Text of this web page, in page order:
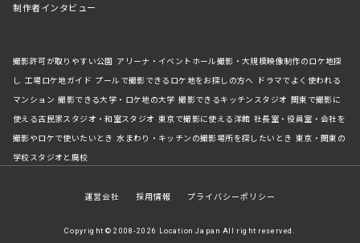
制作者インタビュー
撮影許可が取りやすい公園 アリーナ・イベントホール撮影・大規模映像制作のロケ地探
し 工場ロケ地ガイド プールで撮影できるロケ地をお探しの方へ ドラマでよく使われる
マンション 撮影できる大学・ロケ地の大学 撮影できるキッチンスタジオ 関東で撮影に
使える古民家スタジオ・和室スタジオ 東京で撮影に使える洋館 社長室・役員室・会社を
撮影やロケで使いたいとき 水まわり・キッチンの撮影場所を探したいとき 東京・関東の
学校スタジオと廃校
運営会社 採用情報 プライバシーポリシー
Copyright © 2008-2026 Location Japan All right reserved.